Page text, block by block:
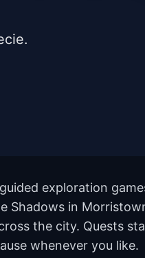
exploration
Shadows in
the city. Quests
whenever you like.